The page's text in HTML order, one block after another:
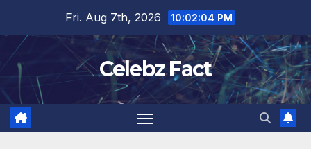
content
Fri. Aug 7th, 2026 10:02:05 PM
Celebz Fact